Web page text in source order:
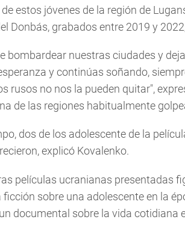
estos jóvenes de la región de
Donbás, grabados entre 2019 y
bombardear nuestras ciudades y
y continúas soñando,
rusos no nos la pueden quitar",
de las regiones habitualmente
dos de los adolescente de la
explicó Kovalenko.
películas ucranianas presentadas
ficción sobre una adolescente en la
un documental sobre la vida cotidiana